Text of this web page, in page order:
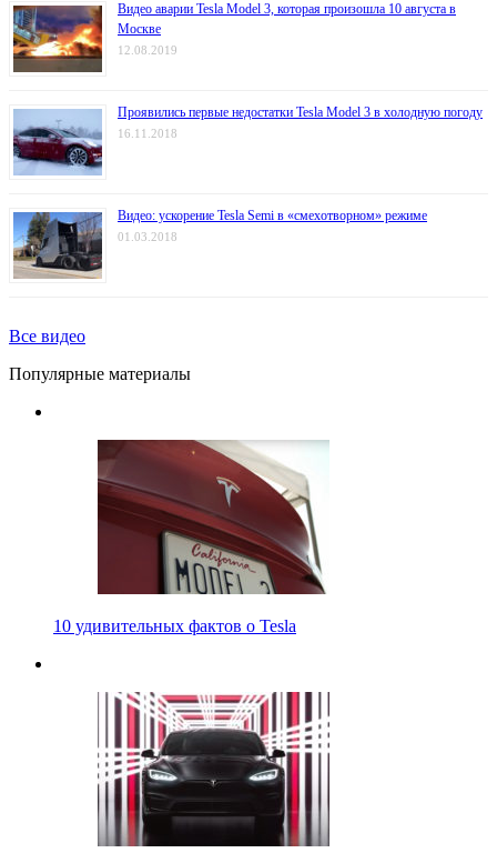
Видео аварии Tesla Model 3, которая произошла 10 августа в
Москве
12.08.2019
Проявились первые недостатки Tesla Model 3 в холодную погоду
16.11.2018
Видео: ускорение Tesla Semi в «смехотворном» режиме
01.03.2018
Все видео
Популярные материалы
10 удивительных фактов о Tesla